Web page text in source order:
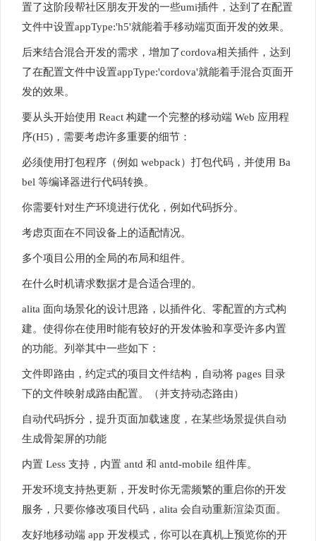
置了这阶段帮社区朋友开发的一些umi插件，达到了在配置
文件中设置appType:'h5'就能着手移动端页面开发的效果。
后来结合混合开发的需求，增加了cordova相关插件，达到
了在配置文件中设置appType:'cordova'就能着手混合页面开
发的效果。
要从头开始使用 React 构建一个完整的移动端 Web 应用程
序(H5)，需要考虑许多重要的细节：
必须使用打包程序（例如 webpack）打包代码，并使用 Ba
bel 等编译器进行代码转换。
你需要针对生产环境进行优化，例如代码拆分。
考虑页面在不同设备上的适配情况。
多个项目公用的全局的布局和组件。
在什么时机请求数据才是合适合理的。
alita 面向场景化的设计思路，以插件化、零配置的方式构
建。使得你在使用时能有较好的开发体验和享受许多内置
的功能。列举其中一些如下：
文件即路由，约定式的项目文件结构，自动将 pages 目录
下的文件映射成路由配置。（并支持动态路由）
自动代码拆分，提升页面加载速度，在某些场景提供自动
生成骨架屏的功能
内置 Less 支持，内置 antd 和 antd-mobile 组件库。
开发环境支持热更新，开发时你无需频繁的重启你的开发
服务，只要你修改项目代码，alita 会自动重新渲染页面。
友好地移动端 app 开发模式，你可以在真机上预览你的开